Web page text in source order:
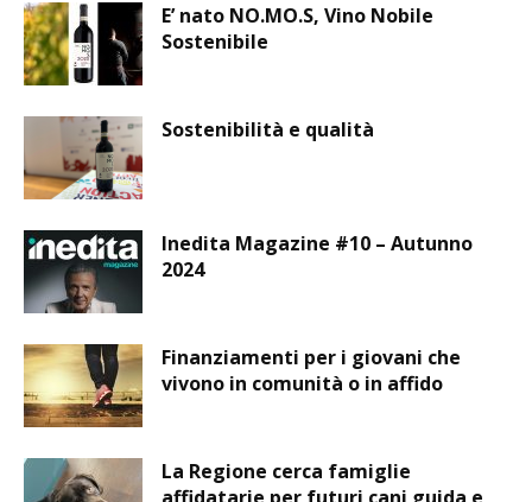
E’ nato NO.MO.S, Vino Nobile
Sostenibile
Sostenibilità e qualità
Inedita Magazine #10 – Autunno
2024
Finanziamenti per i giovani che
vivono in comunità o in affido
La Regione cerca famiglie